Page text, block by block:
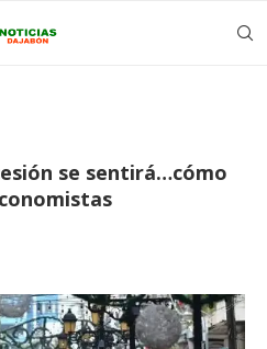
se sentirá…cómo